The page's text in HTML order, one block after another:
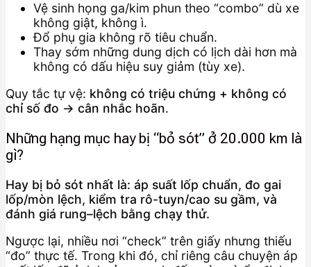
Vệ sinh họng ga/kim phun theo “combo” dù xe
không giật, không ì.
Đổ phụ gia không rõ tiêu chuẩn.
Thay sớm những dung dịch có lịch dài hơn mà
không có dấu hiệu suy giảm (tùy xe).
Quy tắc tự vệ: không có triệu chứng + không có
chỉ số đo → cân nhắc hoãn.
Những hạng mục hay bị “bỏ sót” ở 20.000 km là
gì?
Hay bị bỏ sót nhất là: áp suất lốp chuẩn, đo gai
lốp/mòn lệch, kiểm tra rô-tuyn/cao su gầm, và
đánh giá rung–lệch bằng chạy thử.
Ngược lại, nhiều nơi “check” trên giấy nhưng thiếu
“đo” thực tế. Trong khi đó, chỉ riêng câu chuyện áp